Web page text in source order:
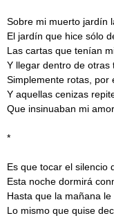
Sobre mi muerto jardín
El jardín que hice sólo
Las cartas que tenían
Y llegar dentro de otras
Simplemente rotas, por
Y aquellas cenizas
Que insinuaban mi
*
Es que tocar el silencio
Esta noche dormirá
Hasta que la mañana le
Lo mismo que quise